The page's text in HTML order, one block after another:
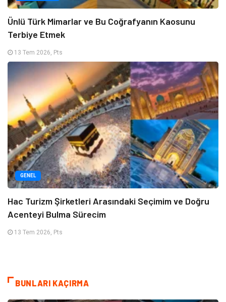
Ünlü Türk Mimarlar ve Bu Coğrafyanın Kaosunu
Terbiye Etmek
13 Tem 2026, Pts
GENEL
Hac Turizm Şirketleri Arasındaki Seçimim ve Doğru
Acenteyi Bulma Sürecim
13 Tem 2026, Pts
BUNLARI KAÇIRMA